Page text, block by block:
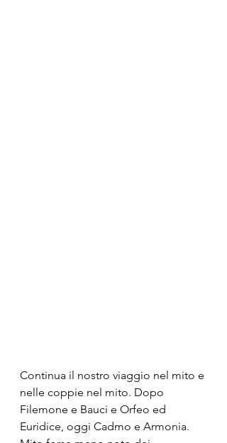
Continua il nostro viaggio nel mito e
nelle coppie nel mito. Dopo
Filemone e Bauci e Orfeo ed
Euridice, oggi Cadmo e Armonia.